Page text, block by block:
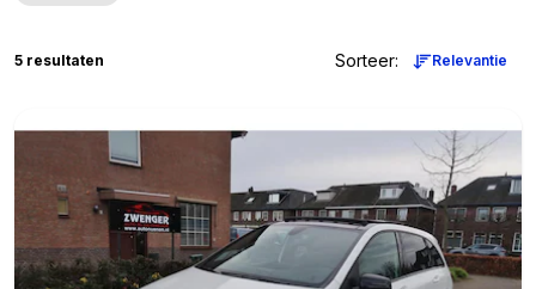
5 resultaten Sorteer: Relevantie